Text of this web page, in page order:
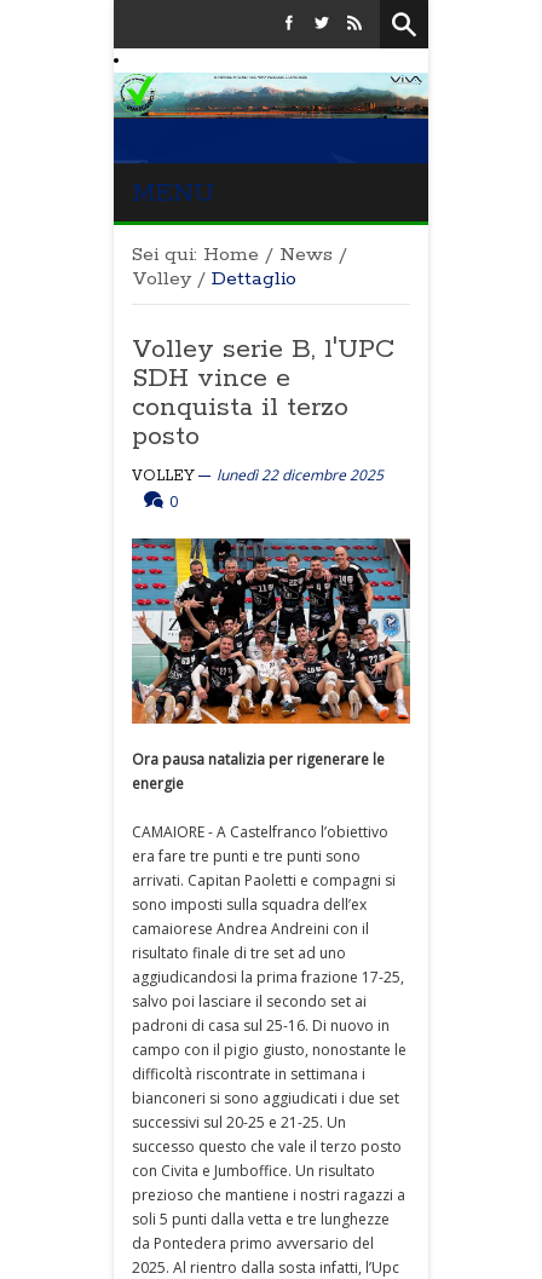
MENU
Sei qui: Home / News /
Volley / Dettaglio
Volley serie B, l'UPC
SDH vince e
conquista il terzo
posto
VOLLEY
lunedì 22 dicembre 2025
0
Ora pausa natalizia per rigenerare le
energie
CAMAIORE - A Castelfranco l’obiettivo
era fare tre punti e tre punti sono
arrivati. Capitan Paoletti e compagni si
sono imposti sulla squadra dell’ex
camaiorese Andrea Andreini con il
risultato finale di tre set ad uno
aggiudicandosi la prima frazione 17-25,
salvo poi lasciare il secondo set ai
padroni di casa sul 25-16. Di nuovo in
campo con il pigio giusto, nonostante le
difficoltà riscontrate in settimana i
bianconeri si sono aggiudicati i due set
successivi sul 20-25 e 21-25. Un
successo questo che vale il terzo posto
con Civita e Jumboffice. Un risultato
prezioso che mantiene i nostri ragazzi a
soli 5 punti dalla vetta e tre lunghezze
da Pontedera primo avversario del
2025. Al rientro dalla sosta infatti, l’Upc